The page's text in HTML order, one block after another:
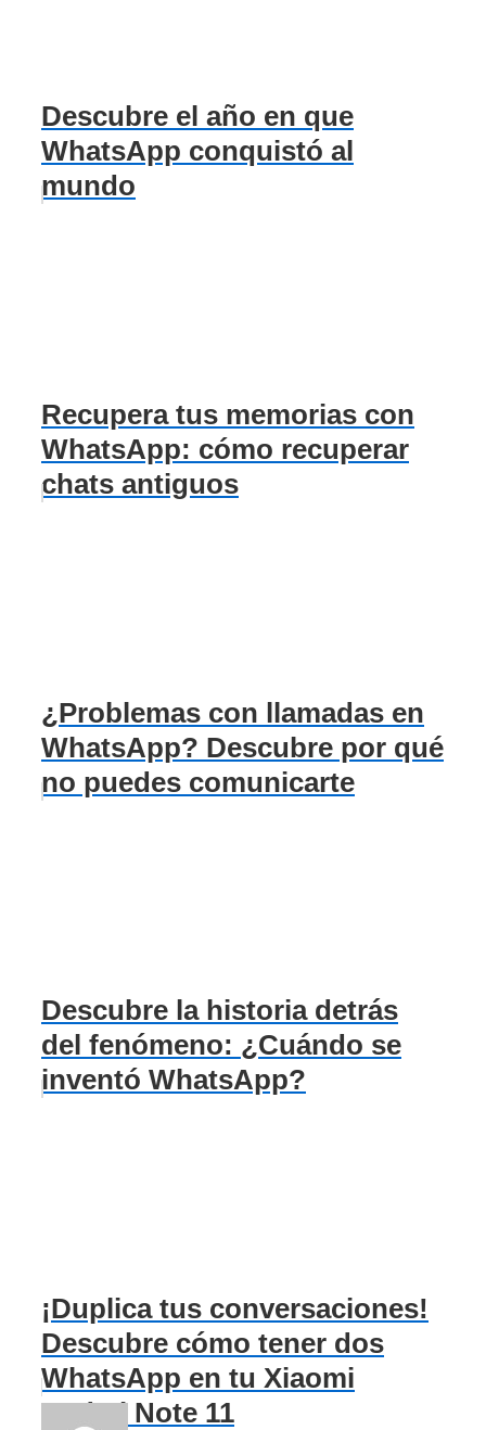
Descubre el año en que
WhatsApp conquistó al
mundo
Recupera tus memorias con
WhatsApp: cómo recuperar
chats antiguos
¿Problemas con llamadas en
WhatsApp? Descubre por qué
no puedes comunicarte
Descubre la historia detrás
del fenómeno: ¿Cuándo se
inventó WhatsApp?
¡Duplica tus conversaciones!
Descubre cómo tener dos
WhatsApp en tu Xiaomi
Redmi Note 11